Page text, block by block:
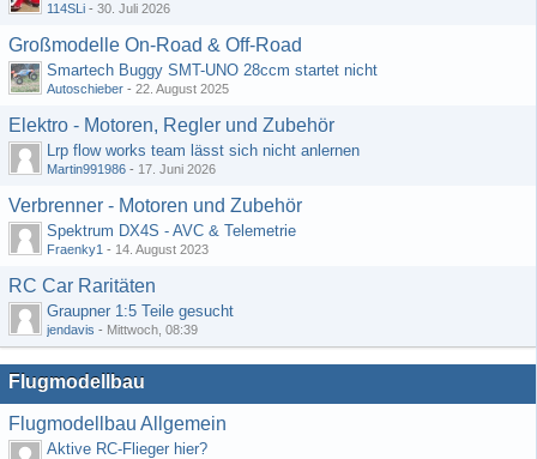
114SLi - 30. Juli 2026
Großmodelle On-Road & Off-Road
Smartech Buggy SMT-UNO 28ccm startet nicht
Autoschieber - 22. August 2025
Elektro - Motoren, Regler und Zubehör
Lrp flow works team lässt sich nicht anlernen
Martin991986 - 17. Juni 2026
Verbrenner - Motoren und Zubehör
Spektrum DX4S - AVC & Telemetrie
Fraenky1 - 14. August 2023
RC Car Raritäten
Graupner 1:5 Teile gesucht
jendavis - Mittwoch, 08:39
Flugmodellbau
Flugmodellbau Allgemein
Aktive RC-Flieger hier?